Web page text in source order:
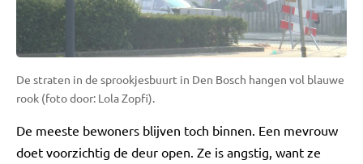
De straten in de sprookjesbuurt in Den Bosch hangen vol blauwe
rook (foto door: Lola Zopfi).
De meeste bewoners blijven toch binnen. Een mevrouw
doet voorzichtig de deur open. Ze is angstig, want ze